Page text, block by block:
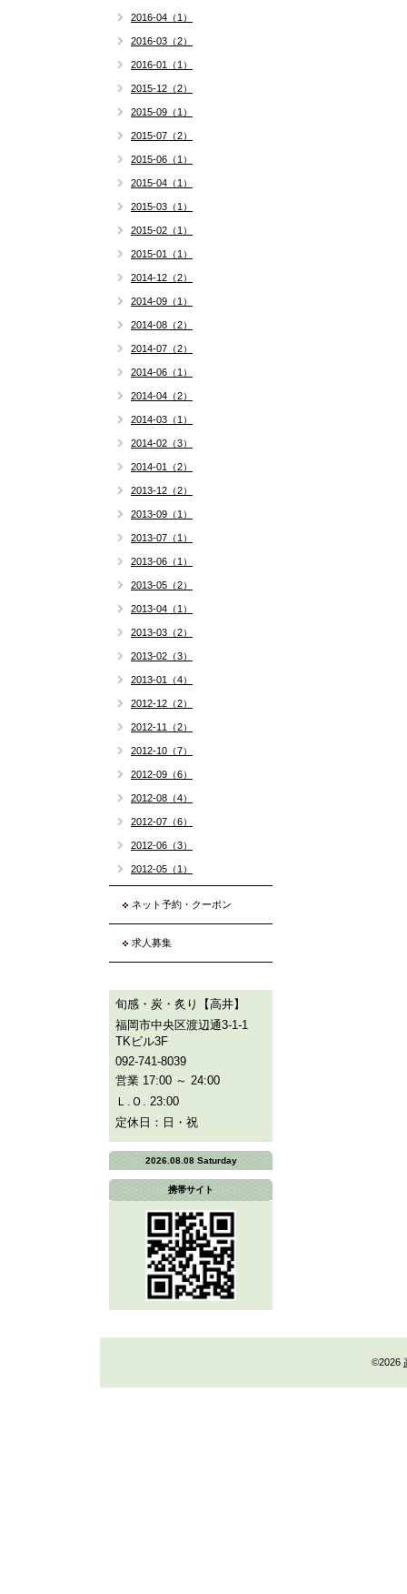
2016-04（1）
2016-03（2）
2016-01（1）
2015-12（2）
2015-09（1）
2015-07（2）
2015-06（1）
2015-04（1）
2015-03（1）
2015-02（1）
2015-01（1）
2014-12（2）
2014-09（1）
2014-08（2）
2014-07（2）
2014-06（1）
2014-04（2）
2014-03（1）
2014-02（3）
2014-01（2）
2013-12（2）
2013-09（1）
2013-07（1）
2013-06（1）
2013-05（2）
2013-04（1）
2013-03（2）
2013-02（3）
2013-01（4）
2012-12（2）
2012-11（2）
2012-10（7）
2012-09（6）
2012-08（4）
2012-07（6）
2012-06（3）
2012-05（1）
ネット予約・クーポン
求人募集
旬感・炭・炙り【高井】
福岡市中央区渡辺通3-1-1
TKビル3F
092-741-8039
営業 17:00 ～ 24:00
Ｌ.Ｏ. 23:00
定休日：日・祝
2026.08.08 Saturday
携帯サイト
©2026